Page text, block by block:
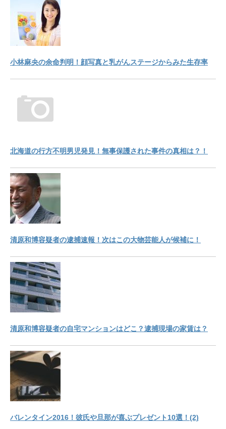
小林麻央の余命判明！顔写真と乳がんステージからみた生存率
北海道の行方不明男児発見！無事保護された事件の真相は？！
清原和博容疑者の逮捕速報！次はこの大物芸能人が候補に！
清原和博容疑者の自宅マンションはどこ？逮捕現場の家賃は？
バレンタイン2016！彼氏や旦那が喜ぶプレゼント10選！(2)